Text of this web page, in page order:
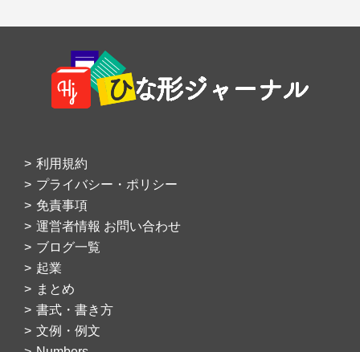
Footer
利用規約
プライバシー・ポリシー
免責事項
運営者情報 お問い合わせ
ブログ一覧
起業
まとめ
書式・書き方
文例・例文